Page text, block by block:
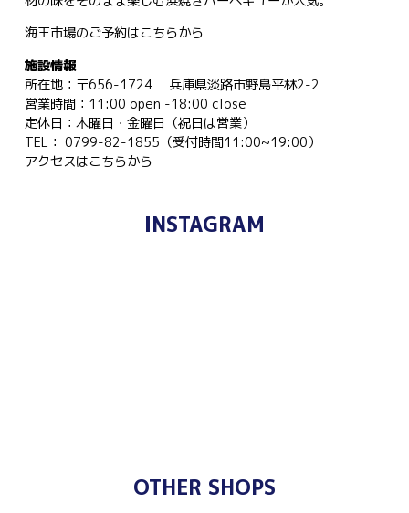
海王市場のご予約はこちらから
施設情報
所在地：〒656-1724 兵庫県淡路市野島平林2-2
営業時間：11:00 open -18:00 close
定休日：木曜日・金曜日（祝日は営業）
TEL： 0799-82-1855（受付時間11:00~19:00）
アクセスはこちらから
INSTAGRAM
OTHER SHOPS